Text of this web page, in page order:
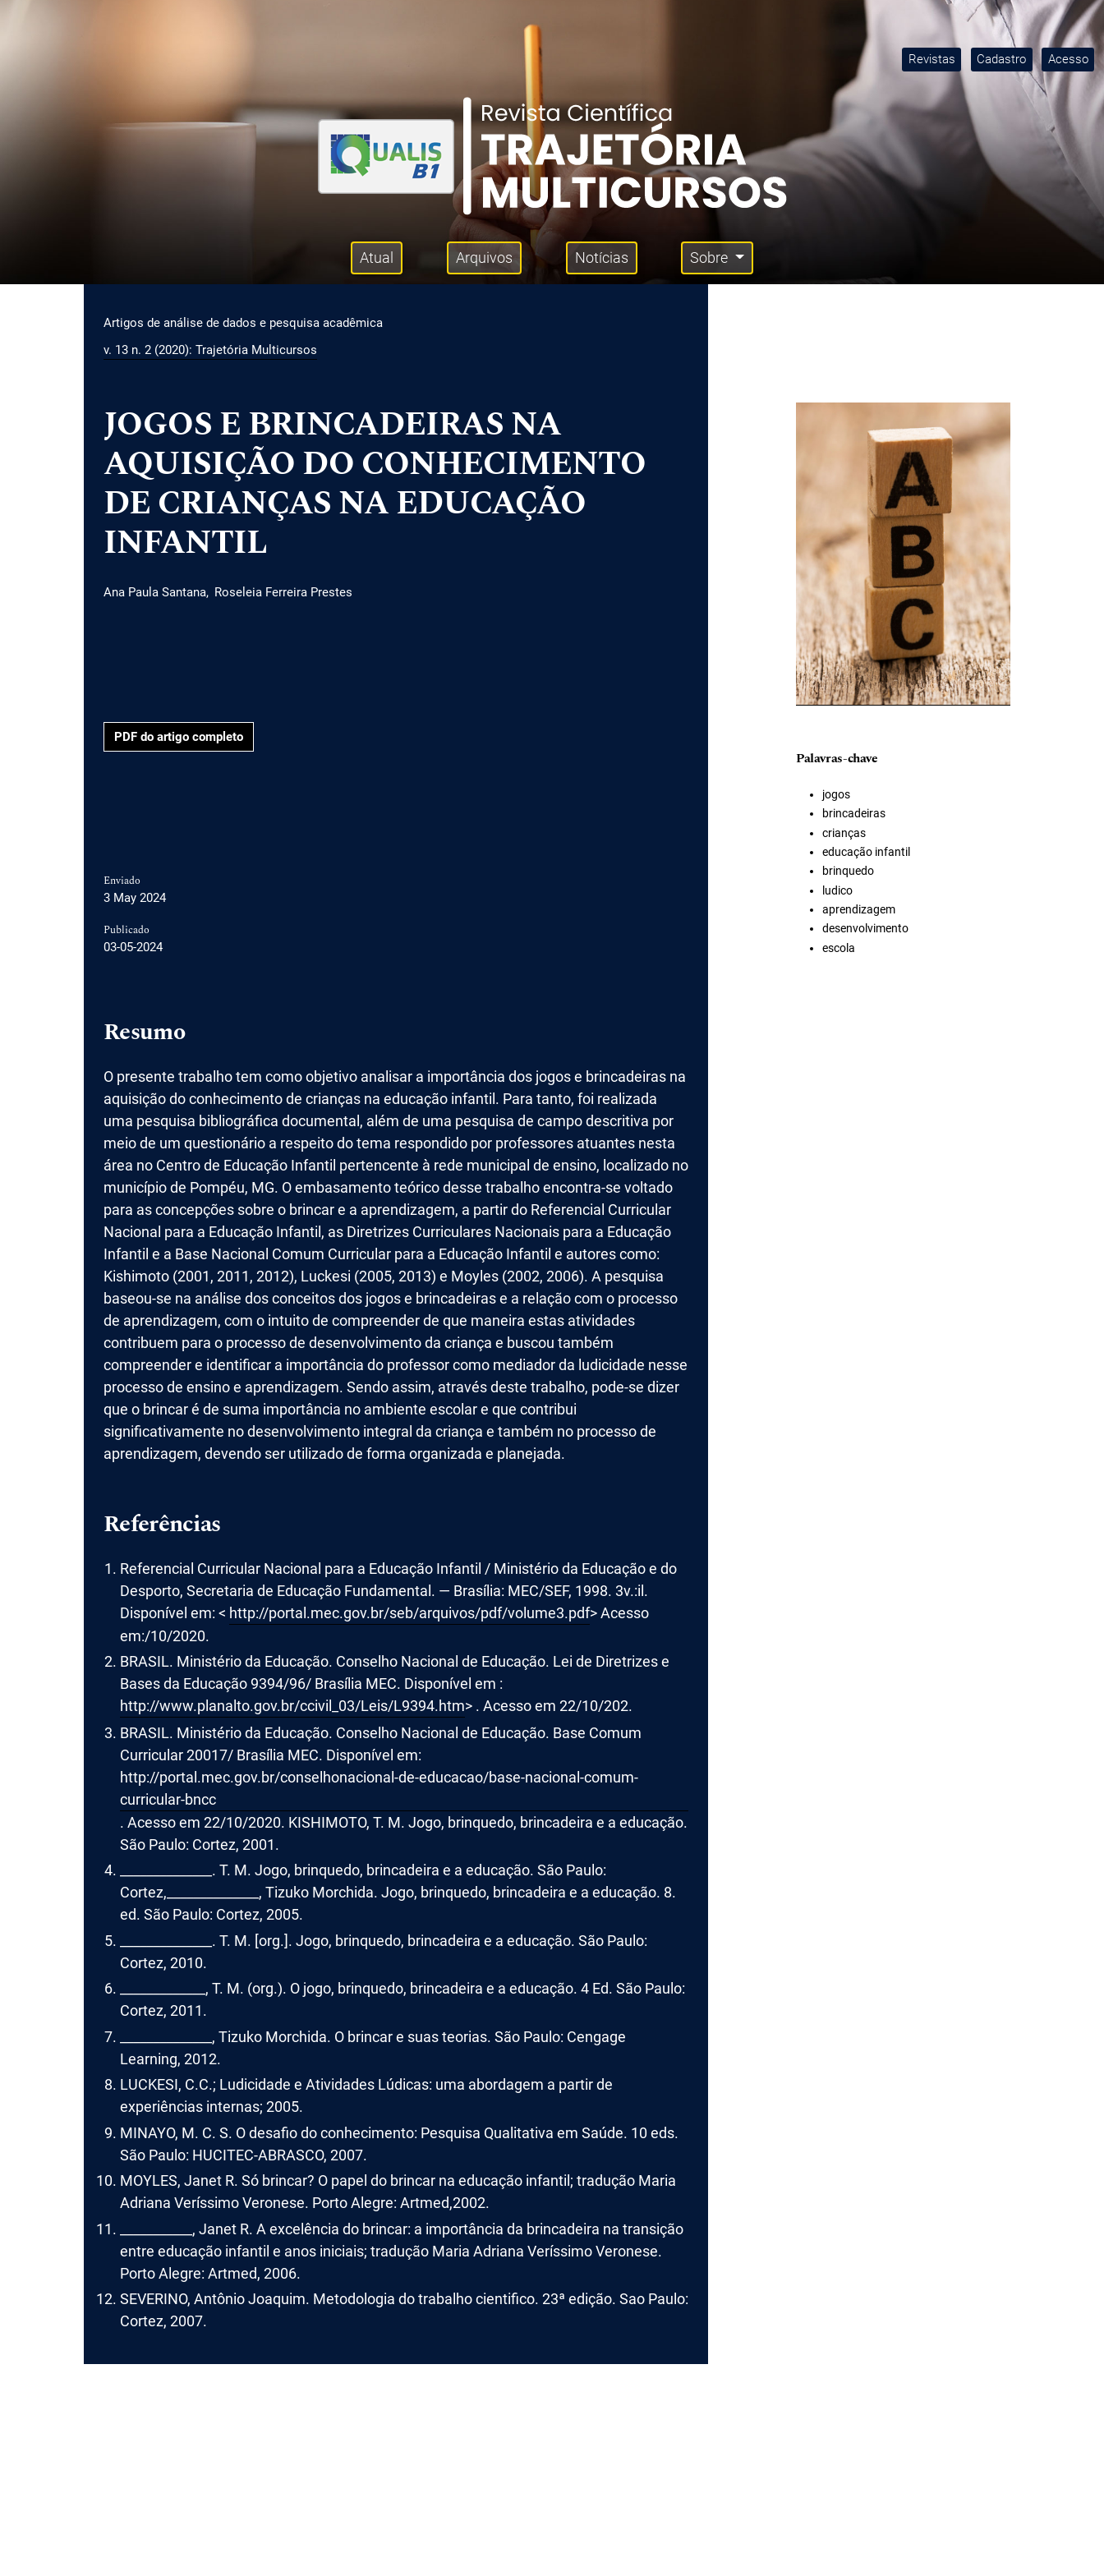
Revistas Cadastro Acesso
Menu principal Atual Arquivos Notícias Sobre
Artigos de análise de dados e pesquisa acadêmica
v. 13 n. 2 (2020): Trajetória Multicursos
JOGOS E BRINCADEIRAS NA
AQUISIÇÃO DO CONHECIMENTO
DE CRIANÇAS NA EDUCAÇÃO
INFANTIL
Ana Paula Santana Roseleia Ferreira Prestes
PDF do artigo completo
Enviado
3 May 2024
Publicado
03-05-2024
Resumo
O presente trabalho tem como objetivo analisar a importância dos jogos e brincadeiras na
aquisição do conhecimento de crianças na educação infantil. Para tanto, foi realizada
uma pesquisa bibliográfica documental, além de uma pesquisa de campo descritiva por
meio de um questionário a respeito do tema respondido por professores atuantes nesta
área no Centro de Educação Infantil pertencente à rede municipal de ensino, localizado no
município de Pompéu, MG. O embasamento teórico desse trabalho encontra-se voltado
para as concepções sobre o brincar e a aprendizagem, a partir do Referencial Curricular
Nacional para a Educação Infantil, as Diretrizes Curriculares Nacionais para a Educação
Infantil e a Base Nacional Comum Curricular para a Educação Infantil e autores como:
Kishimoto (2001, 2011, 2012), Luckesi (2005, 2013) e Moyles (2002, 2006). A pesquisa
baseou-se na análise dos conceitos dos jogos e brincadeiras e a relação com o processo
de aprendizagem, com o intuito de compreender de que maneira estas atividades
contribuem para o processo de desenvolvimento da criança e buscou também
compreender e identificar a importância do professor como mediador da ludicidade nesse
processo de ensino e aprendizagem. Sendo assim, através deste trabalho, pode-se dizer
que o brincar é de suma importância no ambiente escolar e que contribui
significativamente no desenvolvimento integral da criança e também no processo de
aprendizagem, devendo ser utilizado de forma organizada e planejada.
Referências
Referencial Curricular Nacional para a Educação Infantil / Ministério da Educação e do
Desporto, Secretaria de Educação Fundamental. — Brasília: MEC/SEF, 1998. 3v.:il.
Disponível em: < http://portal.mec.gov.br/seb/arquivos/pdf/volume3.pdf> Acesso
em:/10/2020.
BRASIL. Ministério da Educação. Conselho Nacional de Educação. Lei de Diretrizes e
Bases da Educação 9394/96/ Brasília MEC. Disponível em :
http://www.planalto.gov.br/ccivil_03/Leis/L9394.htm> . Acesso em 22/10/202.
BRASIL. Ministério da Educação. Conselho Nacional de Educação. Base Comum
Curricular 20017/ Brasília MEC. Disponível em:
http://portal.mec.gov.br/conselhonacional-de-educacao/base-nacional-comum-
curricular-bncc
. Acesso em 22/10/2020. KISHIMOTO, T. M. Jogo, brinquedo, brincadeira e a educação.
São Paulo: Cortez, 2001.
______________. T. M. Jogo, brinquedo, brincadeira e a educação. São Paulo:
Cortez,______________, Tizuko Morchida. Jogo, brinquedo, brincadeira e a educação. 8.
ed. São Paulo: Cortez, 2005.
______________. T. M. [org.]. Jogo, brinquedo, brincadeira e a educação. São Paulo:
Cortez, 2010.
_____________, T. M. (org.). O jogo, brinquedo, brincadeira e a educação. 4 Ed. São Paulo:
Cortez, 2011.
______________, Tizuko Morchida. O brincar e suas teorias. São Paulo: Cengage
Learning, 2012.
LUCKESI, C.C.; Ludicidade e Atividades Lúdicas: uma abordagem a partir de
experiências internas; 2005.
MINAYO, M. C. S. O desafio do conhecimento: Pesquisa Qualitativa em Saúde. 10 eds.
São Paulo: HUCITEC-ABRASCO, 2007.
MOYLES, Janet R. Só brincar? O papel do brincar na educação infantil; tradução Maria
Adriana Veríssimo Veronese. Porto Alegre: Artmed,2002.
___________, Janet R. A excelência do brincar: a importância da brincadeira na transição
entre educação infantil e anos iniciais; tradução Maria Adriana Veríssimo Veronese.
Porto Alegre: Artmed, 2006.
SEVERINO, Antônio Joaquim. Metodologia do trabalho cientifico. 23ª edição. Sao Paulo:
Cortez, 2007.
Imagem de capa
Palavras-chave
jogos
brincadeiras
crianças
educação infantil
brinquedo
ludico
aprendizagem
desenvolvimento
escola